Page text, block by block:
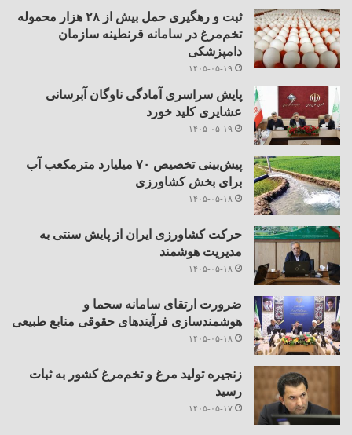
ثبت و رهگیری حمل بیش از ۲۸ هزار محموله
تخم‌مرغ در سامانه قرنطینه سازمان
دامپزشکی
۱۴۰۵-۰۵-۱۹
پایش سراسری آمادگی ناوگان آبرسانی
عشایری کلید خورد
۱۴۰۵-۰۵-۱۹
پیش‌بینی تخصیص ۷۰ میلیارد مترمکعب آب
برای بخش کشاورزی
۱۴۰۵-۰۵-۱۸
حرکت کشاورزی ایران از پایش سنتی به
مدیریت هوشمند
۱۴۰۵-۰۵-۱۸
ضرورت ارتقای سامانه سحما و
هوشمندسازی فرآیندهای حقوقی منابع طبیعی
۱۴۰۵-۰۵-۱۸
زنجیره تولید مرغ و تخم‌مرغ کشور به ثبات
رسید
۱۴۰۵-۰۵-۱۷